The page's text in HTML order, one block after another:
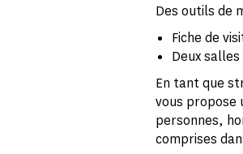
Des outils de
Fiche de
Deux
En tant que
vous propose
personnes,
comprises